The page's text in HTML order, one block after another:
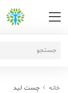
خانه چست لید